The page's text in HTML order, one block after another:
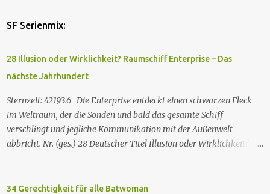
SF Serienmix:
28 Illusion oder Wirklichkeit? Raumschiff Enterprise – Das
nächste Jahrhundert
Sternzeit: 42193.6 Die Enterprise entdeckt einen schwarzen Fleck
im Weltraum, der die Sonden und bald das gesamte Schiff
verschlingt und jegliche Kommunikation mit der Außenwelt
abbricht. Nr. (ges.) 28 Deutscher Titel Illusion oder Wirklichkeit?
Winrich Kolbe Buch Jack B. Sowards Erstaus­strahlung USA 26. Nov.
34 Gerechtigkeit für alle Batwoman